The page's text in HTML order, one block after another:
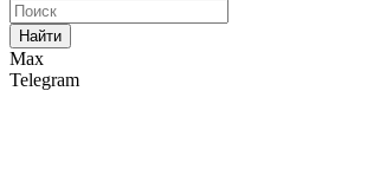
Найти
Max
Telegram